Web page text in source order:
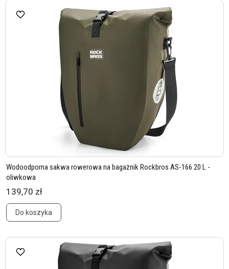
Wodoodporna sakwa rowerowa na bagażnik Rockbros AS-166 20 L -
oliwkowa
139,70 zł
Do koszyka